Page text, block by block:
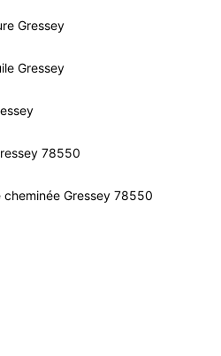
Gressey
Gressey
78550
Gressey 78550